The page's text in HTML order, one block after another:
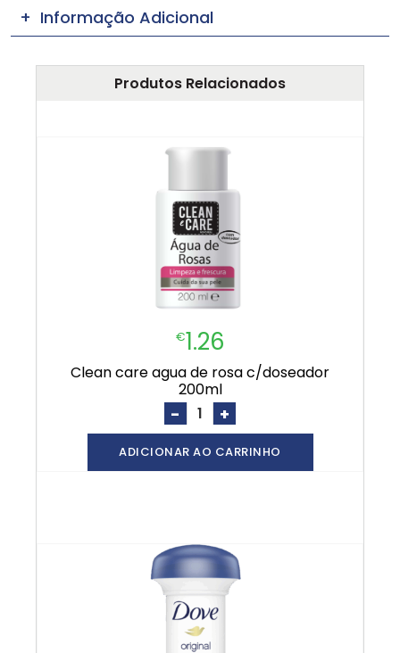
Informação Adicional
Produtos Relacionados
€1.26
clean care agua de rosa c/doseador
200ml
- +
ADICIONAR AO CARRINHO